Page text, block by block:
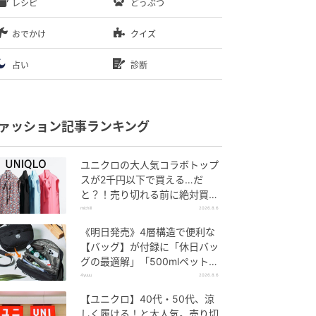
レシピ どうぶつ
おでかけ クイズ
占い 診断
ッション記事ランキング
ユニクロの大人気コラボトップ
スが2千円以下で買える…だ
と？！売り切れる前に絶対買
い！
michill 2026.8.6
《明日発売》4層構造で便利な
【バッグ】が付録に「休日バッ
グの最適解」「500mlペットボ
トルも入る」
4yuuu 2026.8.6
【ユニクロ】40代・50代、涼
しく履ける！と大人気。売り切